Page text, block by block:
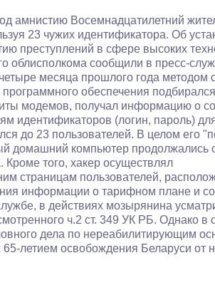
Восемнадцатилетний
23 чужих идентификатора. Об
преступлений в сфере высоких
облисполкома сообщили в пресс-
месяца прошлого года методом
обеспечения
модемов, получал информацию о
идентификаторов (логин, пароль)
до 23 пользователей. В целом его
домашний компьютер продолжались
Кроме того, хакер осуществлял
страницам пользователей,
информации о тарифном плане и
в действиях мозырянина
ч.2 ст. 349 УК РБ. Однако в
дела по нереабилитирующим
65-летием освобождения Беларуси от